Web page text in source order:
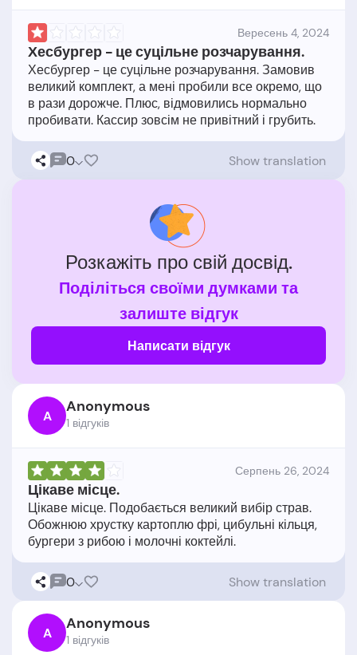
Вересень 4, 2024
Хесбургер - це суцільне розчарування.
Хесбургер - це суцільне розчарування. Замовив
великий комплект, а мені пробили все окремо, що
в рази дорожче. Плюс, відмовились нормально
0 Show translation
Розкажіть про свій досвід.
Поділіться своїми думками та
залиште відгук
Написати відгук
A Anonymous
1 відгукiв
Серпень 26, 2024
Цікаве місце.
Цікаве місце. Подобається великий вибір страв.
Обожнюю хрустку картоплю фрі, цибульні кільця,
0 Show translation
A Anonymous
1 відгукiв